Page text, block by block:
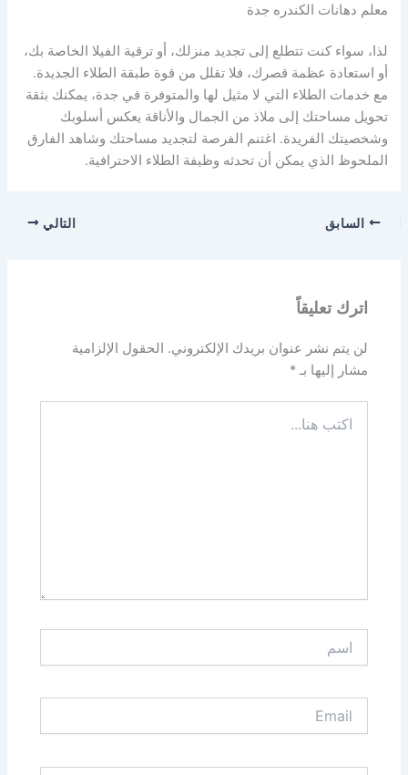
معلم دهانات الكندره جدة
لذا، سواء كنت تتطلع إلى تجديد منزلك، أو ترقية الفيلا الخاصة بك،
أو استعادة عظمة قصرك، فلا تقلل من قوة طبقة الطلاء الجديدة.
مع خدمات الطلاء التي لا مثيل لها والمتوفرة في جدة، يمكنك بثقة
تحويل مساحتك إلى ملاذ من الجمال والأناقة يعكس أسلوبك
وشخصيتك الفريدة. اغتنم الفرصة لتجديد مساحتك وشاهد الفارق
الملحوظ الذي يمكن أن تحدثه وظيفة الطلاء الاحترافية.
السابق التالي
اترك تعليقاً
لن يتم نشر عنوان بريدك الإلكتروني. الحقول الإلزامية
مشار إليها بـ*
هنا...